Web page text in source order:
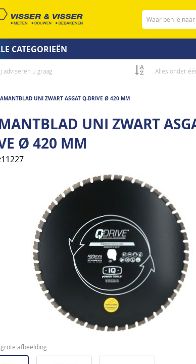
Zoeken
CATEGORIEËN
adviseren u graag Alles onder
UNI ZWART ASGAT Q-DRIVE Ø 420 MM
UNI ZWART
Ø 420 MM
afbeelding